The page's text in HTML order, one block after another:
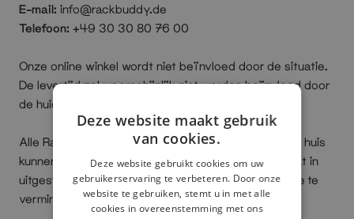
E-mail: info@rackbuddy.de
Telefoon: +49 30 30 80 76 00
Onze online winkel wordt niet beïnvloed door de situatie.
De levertijd zal waarschijnlijk niet worden beïnvloed door
de huidige situatie.
Alle Rackbuddy -medewerkers die vanuit huis vanuit huis
kunnen werken. Onze collega van het magazijn werkt in
uitgestelde periodes om de mogelijkheid van infectie te
verminderen.
Deze website maakt gebruik
van cookies.
Deze website gebruikt cookies om uw
gebruikerservaring te verbeteren. Door onze
website te gebruiken, stemt u in met alle
cookies in overeenstemming met ons